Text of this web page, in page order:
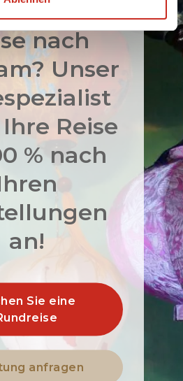
für die
nach
Unser
Reise
% nach
an!
Sie eine
anfragen